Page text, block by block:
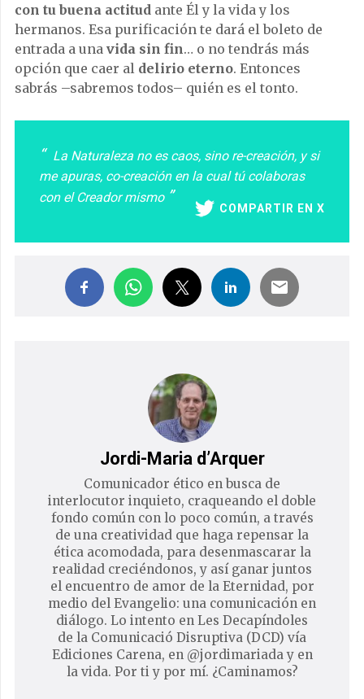
con tu buena actitud ante Él y la vida y los
hermanos. Esa purificación te dará el boleto de
entrada a una vida sin fin… o no tendrás más
opción que caer al delirio eterno. Entonces
sabrás –sabremos todos– quién es el tonto.
La Naturaleza no es caos, sino re-creación, y si
me apuras, co-creación en la cual tú colaboras
con el Creador mismo
COMPARTIR EN X
Jordi-Maria d’Arquer
Comunicador ético en busca de
interlocutor inquieto, craqueando el doble
fondo común con lo poco común, a través
de una creatividad que haga repensar la
ética acomodada, para desenmascarar la
realidad creciéndonos, y así ganar juntos
el encuentro de amor de la Eternidad, por
medio del Evangelio: una comunicación en
diálogo. Lo intento en Les Decapíndoles
de la Comunicació Disruptiva (DCD) vía
Ediciones Carena, en @jordimariada y en
la vida. Por ti y por mí. ¿Caminamos?